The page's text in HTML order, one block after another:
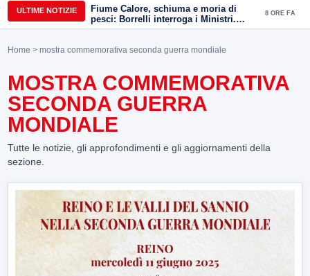
ULTIME NOTIZIE
Fiume Calore, schiuma e moria di
pesci: Borrelli interroga i Ministri.
“Benevento paga l’assenza del
8 ORE FA
Home > mostra commemorativa seconda guerra mondiale
MOSTRA COMMEMORATIVA
SECONDA GUERRA
MONDIALE
Tutte le notizie, gli approfondimenti e gli aggiornamenti della
sezione.